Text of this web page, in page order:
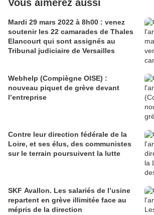
Vous aimerez aussi
Mardi 29 mars 2022 à 8h00 : venez
soutenir les 22 camarades de Thales
Elancourt qui sont assignés au
Tribunal judiciaire de Versailles
Webhelp (Compiègne OISE) :
nouveau piquet de grève devant
l’entreprise
Contre leur direction fédérale de la
Loire, et ses élus, des communistes
sur le terrain poursuivent la lutte
SKF Avallon. Les salariés de l’usine
repartent en grève illimitée face au
mépris de la direction